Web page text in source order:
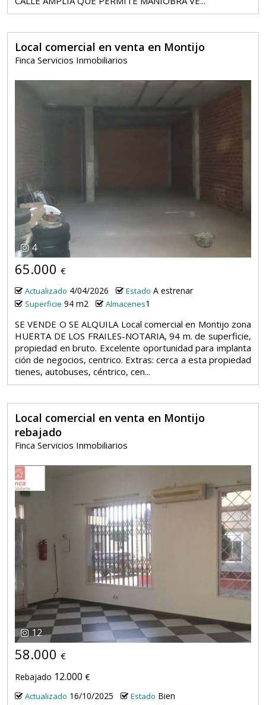
Local comercial en venta en Montijo
Finca Servicios Inmobiliarios
4
65.000 €
Actualizado 4/04/2026 Estado A estrenar
Superficie 94 m2 Almacenes1
SE VENDE O SE ALQUILA Local comercial en Montijo zona
HUERTA DE LOS FRAILES-NOTARIA, 94 m. de superficie,
propiedad en bruto. Excelente oportunidad para implanta
ción de negocios, centrico. Extras: cerca a esta propiedad
tienes, autobuses, céntrico, cen...
Local comercial en venta en Montijo
rebajado
Finca Servicios Inmobiliarios
12
58.000 €
Rebajado 12.000 €
Actualizado 16/10/2025 Estado Bien